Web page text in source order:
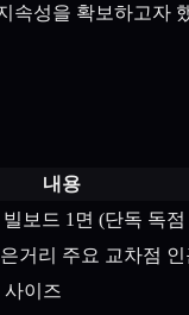
속성을 확보하고자
내용
보드 1면 (단독 독
거리 주요 교차점
사이즈